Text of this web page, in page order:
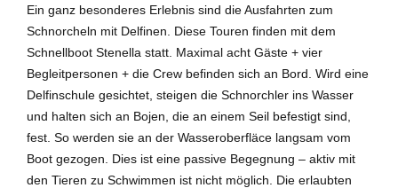
Ein ganz besonderes Erlebnis sind die Ausfahrten zum
Schnorcheln mit Delfinen. Diese Touren finden mit dem
Schnellboot Stenella statt. Maximal acht Gäste + vier
Begleitpersonen + die Crew befinden sich an Bord. Wird eine
Delfinschule gesichtet, steigen die Schnorchler ins Wasser
und halten sich an Bojen, die an einem Seil befestigt sind,
fest. So werden sie an der Wasseroberfläce langsam vom
Boot gezogen. Dies ist eine passive Begegnung – aktiv mit
den Tieren zu Schwimmen ist nicht möglich. Die erlaubten